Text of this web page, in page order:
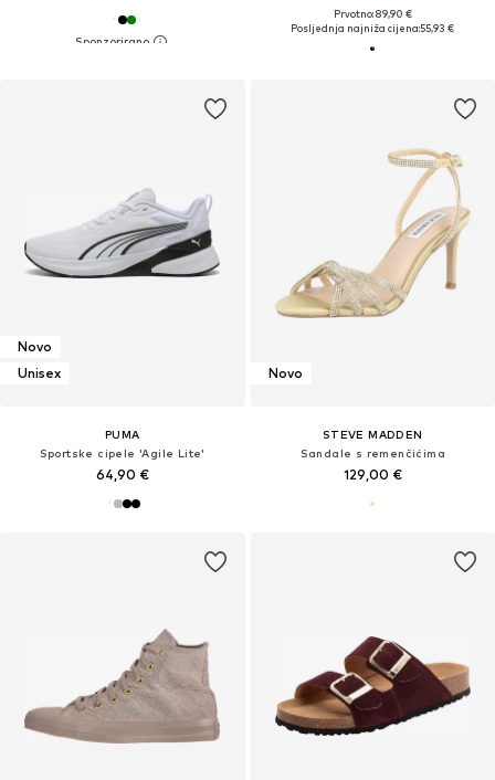
Prvotno: 89,90 €
Posljednja najniža cijena:55,93 €
Novo
Unisex
PUMA
Sportske cipele 'Agile Lite'
64,90 €
Novo
STEVE MADDEN
Sandale s remenčićima
129,00 €